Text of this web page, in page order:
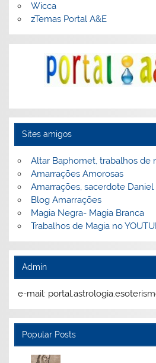
Wicca
zTemas Portal A&E
Sites amigos
Altar Baphomet, trabalhos de
Amarrações Amorosas
Amarrações, sacerdote Daniel
Blog Amarrações
Magia Negra- Magia Branca
Trabalhos de Magia no
Admin
e-mail:
Popular Posts